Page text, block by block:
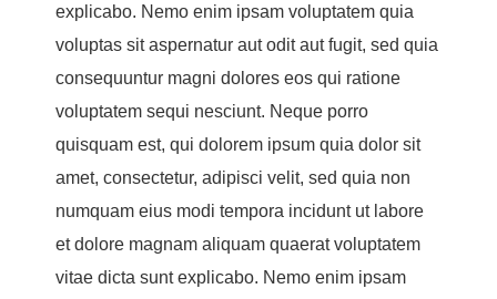
explicabo. Nemo enim ipsam voluptatem quia
voluptas sit aspernatur aut odit aut fugit, sed quia
consequuntur magni dolores eos qui ratione
voluptatem sequi nesciunt. Neque porro
quisquam est, qui dolorem ipsum quia dolor sit
amet, consectetur, adipisci velit, sed quia non
numquam eius modi tempora incidunt ut labore
et dolore magnam aliquam quaerat voluptatem
vitae dicta sunt explicabo. Nemo enim ipsam